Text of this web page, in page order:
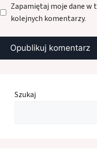
Zapamiętaj moje dane w
kolejnych komentarzy.
Szukaj